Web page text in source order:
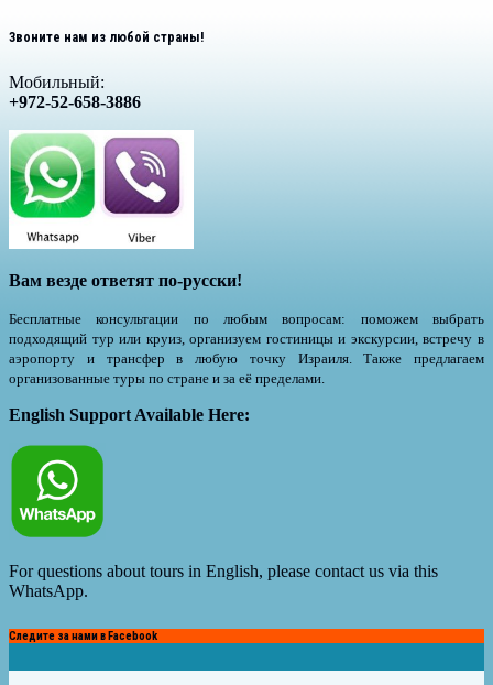
Звоните нам из любой страны!
Мобильный:
+972-52-658-3886
Вам везде ответят по-русски!
Бесплатные консультации по любым вопросам: поможем выбрать
подходящий тур или круиз, организуем гостиницы и экскурсии, встречу в
аэропорту и трансфер в любую точку Израиля. Также предлагаем
организованные туры по стране и за её пределами.
English Support Available Here:
For questions about tours in English, please contact us via this
WhatsApp.
Следите за нами в Facebook